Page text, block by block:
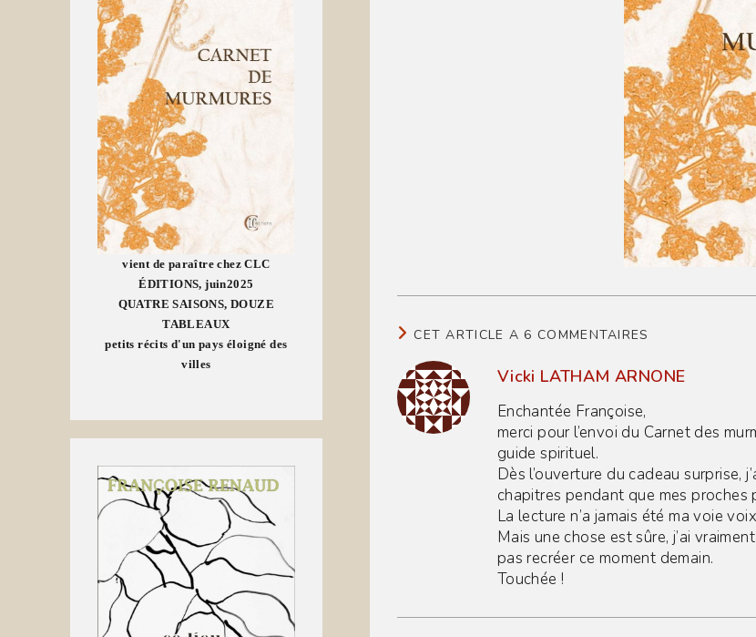
CET ARTICLE A 6 COMMENTAIRES
Vicki LATHAM ARNONE
Enchantée Françoise,
merci pour l’envoi du Carnet des
guide spirituel.
Dès l’ouverture du cadeau surprise,
chapitres pendant que mes proches
La lecture n’a jamais été ma voie
Mais une chose est sûre, j’ai
pas recréer ce moment demain.
Touchée !
vient de paraître chez CLC
ÉDITIONS, juin2025
QUATRE SAISONS, DOUZE
TABLEAUX
petits récits d'un pays éloigné des
villes